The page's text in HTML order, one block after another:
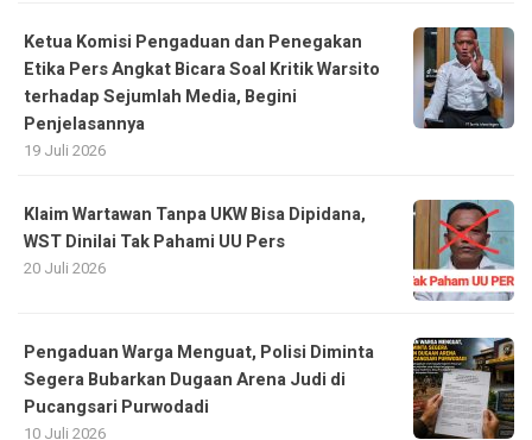
Ketua Komisi Pengaduan dan Penegakan
Etika Pers Angkat Bicara Soal Kritik Warsito
terhadap Sejumlah Media, Begini
Penjelasannya
19 Juli 2026
Klaim Wartawan Tanpa UKW Bisa Dipidana,
WST Dinilai Tak Pahami UU Pers
20 Juli 2026
Pengaduan Warga Menguat, Polisi Diminta
Segera Bubarkan Dugaan Arena Judi di
Pucangsari Purwodadi
10 Juli 2026